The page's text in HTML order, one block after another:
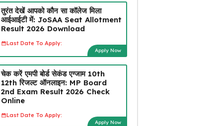
तुरंत देखें आपको कौन सा कॉलेज मिला
आईआईटी में: JoSAA Seat Allotment
Result 2026 Download
Last Date To Apply:
Apply Now
चेक करें एमपी बोर्ड सेकंड एग्जाम 10th
12th रिजल्ट ऑनलाइन: MP Board
2nd Exam Result 2026 Check
Online
Last Date To Apply:
Apply Now